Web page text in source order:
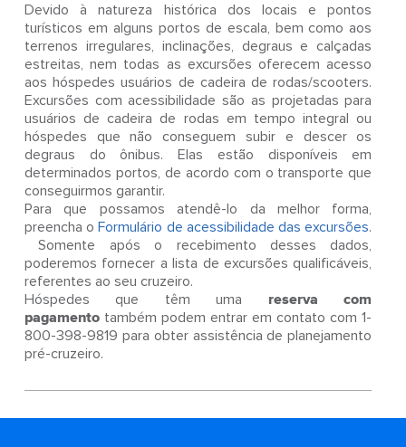
Devido à natureza histórica dos locais e pontos
turísticos em alguns portos de escala, bem como aos
terrenos irregulares, inclinações, degraus e calçadas
estreitas, nem todas as excursões oferecem acesso
aos hóspedes usuários de cadeira de rodas/scooters.
Excursões com acessibilidade são as projetadas para
usuários de cadeira de rodas em tempo integral ou
hóspedes que não conseguem subir e descer os
degraus do ônibus. Elas estão disponíveis em
determinados portos, de acordo com o transporte que
conseguirmos garantir.
Para que possamos atendê-lo da melhor forma,
preencha oFormulário de acessibilidade das excursões.
Somente após o recebimento desses dados,
poderemos fornecer a lista de excursões qualificáveis,
referentes ao seu cruzeiro.
Hóspedes que têm uma reserva com
pagamento também podem entrar em contato com 1-
800-398-9819 para obter assistência de planejamento
pré-cruzeiro.